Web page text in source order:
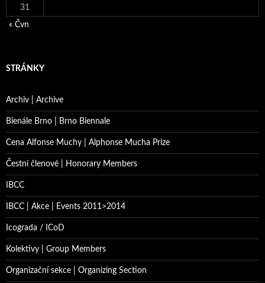
31
« Čvn
STRÁNKY
Archiv | Archive
Bienále Brno | Brno Biennale
Cena Alfonse Muchy | Alphonse Mucha Prize
Čestní členové | Honorary Members
IBCC
IBCC | Akce | Events 2011>2014
Icograda / ICoD
Kolektivy | Group Members
Organizační sekce | Organizing Section